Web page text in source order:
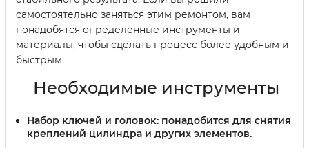
самостоятельно заняться этим ремонтом, вам
понадобятся определенные инструменты и
материалы, чтобы сделать процесс более удобным и
быстрым.
Необходимые инструменты
Набор ключей и головок: понадобится для снятия
креплений цилиндра и других элементов.